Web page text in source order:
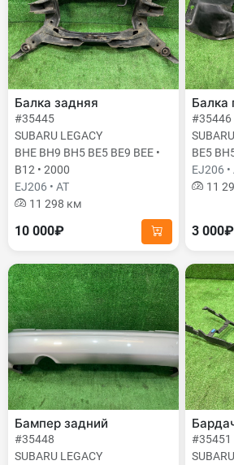
Балка задняя
#35445
SUBARU LEGACY
BHE BH9 BH5 BE5 BE9 BEE •
B12 • 2000
EJ206 • AT
11 298 км
10 000₽
Балка
#35446
BE5
EJ206 •
11
3 000₽
Бампер задний
#35448
SUBARU LEGACY
#35451